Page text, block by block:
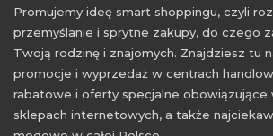
Promujemy ideę smart shoppingu, czyli
przemyślanie i sprytne zakupy, do czego
Twoją rodzinę i znajomych. Znajdziesz tu
promocje i wyprzedaż w centrach
rabatowe i oferty specjalne obowiązujące
sklepach internetowych, a także